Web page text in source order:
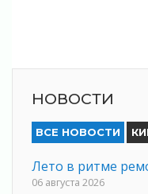
НОВОСТИ
ВСЕ НОВОСТИ
Лето в ритме
06 августа 2026